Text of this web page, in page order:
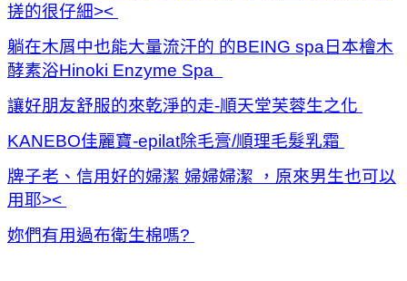
搓的很仔細><
躺在木屑中也能大量流汗的 的BEING spa日本檜木
酵素浴Hinoki Enzyme Spa
讓好朋友舒服的來乾淨的走-順天堂芙蓉生之化
KANEBO佳麗寶-epilat除毛膏/順理毛髮乳霜
牌子老、信用好的婦潔 婦婦婦潔 ，原來男生也可以
用耶><
妳們有用過布衛生棉嗎?